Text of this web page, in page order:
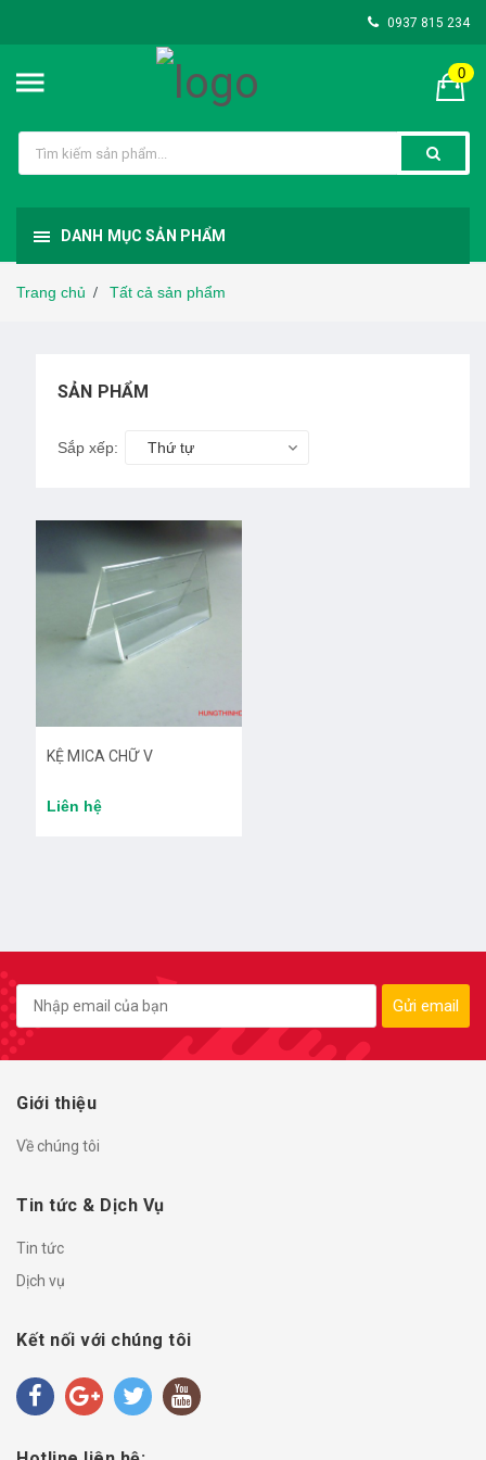
0937 815 234
0
DANH MỤC SẢN PHẨM
Trang chủ / Tất cả sản phẩm
SẢN PHẨM
Sắp xếp: Thứ tự
KỆ MICA CHỮ V
Liên hệ
Gửi email
Giới thiệu
Về chúng tôi
Tin tức & Dịch Vụ
Tin tức
Dịch vụ
Kết nối với chúng tôi